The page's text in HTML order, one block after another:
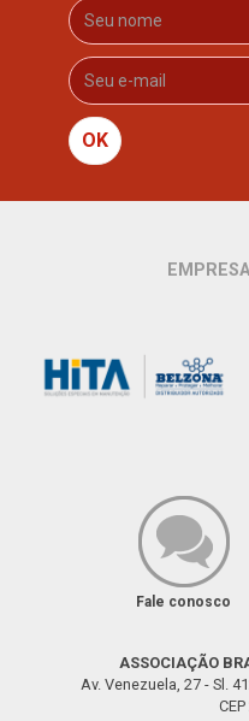
OK
Fale conosco
ASSOCIAÇÃO
Av. Venezuela, 27 - Sl.